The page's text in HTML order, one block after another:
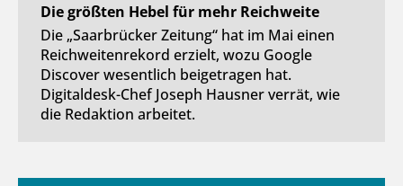
Die größten Hebel für mehr Reichweite
Die „Saarbrücker Zeitung“ hat im Mai einen
Reichweitenrekord erzielt, wozu Google
Discover wesentlich beigetragen hat.
Digitaldesk-Chef Joseph Hausner verrät, wie
die Redaktion arbeitet.